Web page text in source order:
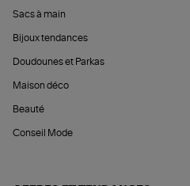
Sacs à main
Bijoux tendances
Doudounes et Parkas
Maison déco
Beauté
Conseil Mode